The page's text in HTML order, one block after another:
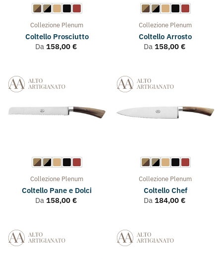
CollezionePlenum
Coltello Prosciutto
Da158,00€
CollezionePlenum
Coltello Arrosto
Da158,00€
CollezionePlenum
Coltello Pane e Dolci
Da158,00€
CollezionePlenum
Coltello Chef
Da184,00€